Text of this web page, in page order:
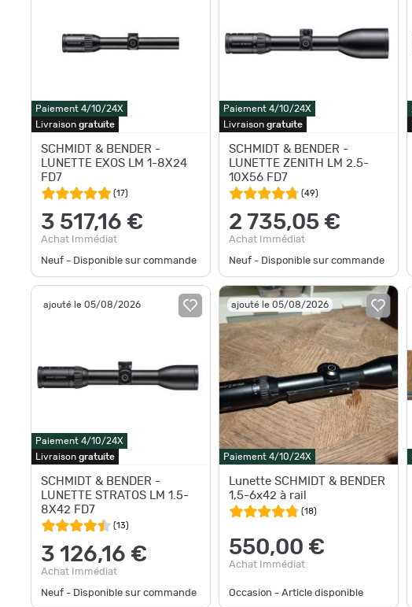
Paiement 4/10/24X
Livraison gratuite
SCHMIDT & BENDER -
LUNETTE EXOS LM 1-8X24
FD7
(17)
3 517,16 €
Achat Immédiat
Neuf - Disponible sur commande
Paiement 4/10/24X
Livraison gratuite
SCHMIDT & BENDER -
LUNETTE ZENITH LM 2.5-
10X56 FD7
(49)
2 735,05 €
Achat Immédiat
Neuf - Disponible sur commande
ajouté le 05/08/2026
Paiement 4/10/24X
Livraison gratuite
SCHMIDT & BENDER -
LUNETTE STRATOS LM 1.5-
8X42 FD7
(13)
3 126,16 €
Achat Immédiat
Neuf - Disponible sur commande
ajouté le 05/08/2026
Paiement 4/10/24X
Lunette SCHMIDT & BENDER
1,5-6x42 à rail
(18)
550,00 €
Achat Immédiat
Occasion - Article disponible